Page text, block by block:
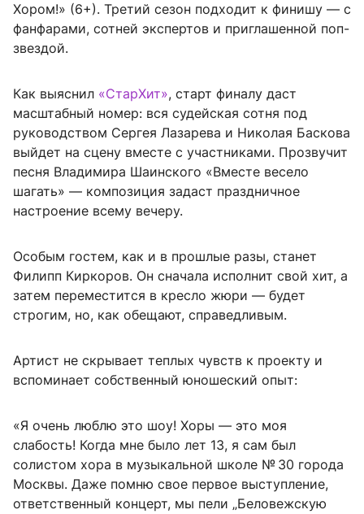
Хором!» (6+). Третий сезон подходит к финишу — с
фанфарами, сотней экспертов и приглашенной поп-
звездой.
Как выяснил «СтарХит», старт финалу даст
масштабный номер: вся судейская сотня под
руководством Сергея Лазарева и Николая Баскова
выйдет на сцену вместе с участниками. Прозвучит
песня Владимира Шаинского «Вместе весело
шагать» — композиция задаст праздничное
настроение всему вечеру.
Особым гостем, как и в прошлые разы, станет
Филипп Киркоров. Он сначала исполнит свой хит, а
затем переместится в кресло жюри — будет
строгим, но, как обещают, справедливым.
Артист не скрывает теплых чувств к проекту и
вспоминает собственный юношеский опыт:
«Я очень люблю это шоу! Хоры — это моя
слабость! Когда мне было лет 13, я сам был
солистом хора в музыкальной школе № 30 города
Москвы. Даже помню свое первое выступление,
ответственный концерт, мы пели „Беловежскую